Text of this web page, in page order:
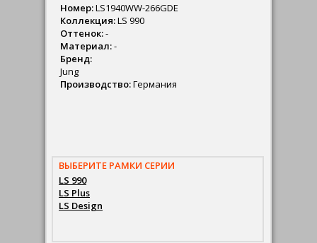
ВЫБЕРИТЕ РАМКИ СЕРИИ
LS 990
LS Plus
LS Design
Номер:LS1940WW-266GDE
Коллекция:LS 990
Оттенок:-
Материал:-
Бренд:
Jung
Производство:Германия